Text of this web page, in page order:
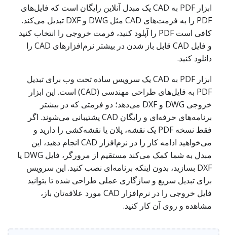
ابزار PDF به CAD یک مبدل آنلاین رایگان است که فایل‌های
PDF را به فرمت‌های CAD مثل DWG و DXF تبدیل می‌کند.
کافی است PDF را آپلود کنید، فرمت خروجی را انتخاب کنید
و فایل CAD قابل باز شدن در بیشتر نرم‌افزارهای CAD را
دانلود کنید.
ابزار PDF به CAD یک سرویس ساده تحت وب برای تبدیل
PDF به فایل‌های طراحی مهندسی (CAD) است. این ابزار
خروجی DWG و DXF می‌دهد؛ دو فرمتی که در بیشتر
برنامه‌های حرفه‌ای و رایگان CAD پشتیبانی می‌شوند. اگر
فقط نسخه PDF یک نقشه، پلان یا نقشه‌کشی را دارید و
می‌خواهید ادامه کار را در نرم‌افزار CAD انجام دهید، این
مبدل به شما کمک می‌کند مستقیم از مرورگر، فایل DWG یا
DXF بسازید، بدون اینکه برنامه‌ای نصب کنید. این سرویس
برای تبدیل سریع و سازگاری عملی طراحی شده تا بتوانید
فایل خروجی را در نرم‌افزار CAD مورد علاقه‌تان باز،
مشاهده و روی آن کار کنید.